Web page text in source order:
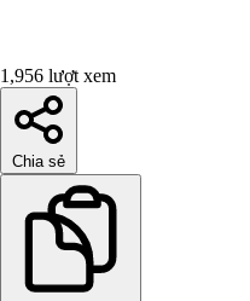
1,956 lượt xem
Chia sẻ